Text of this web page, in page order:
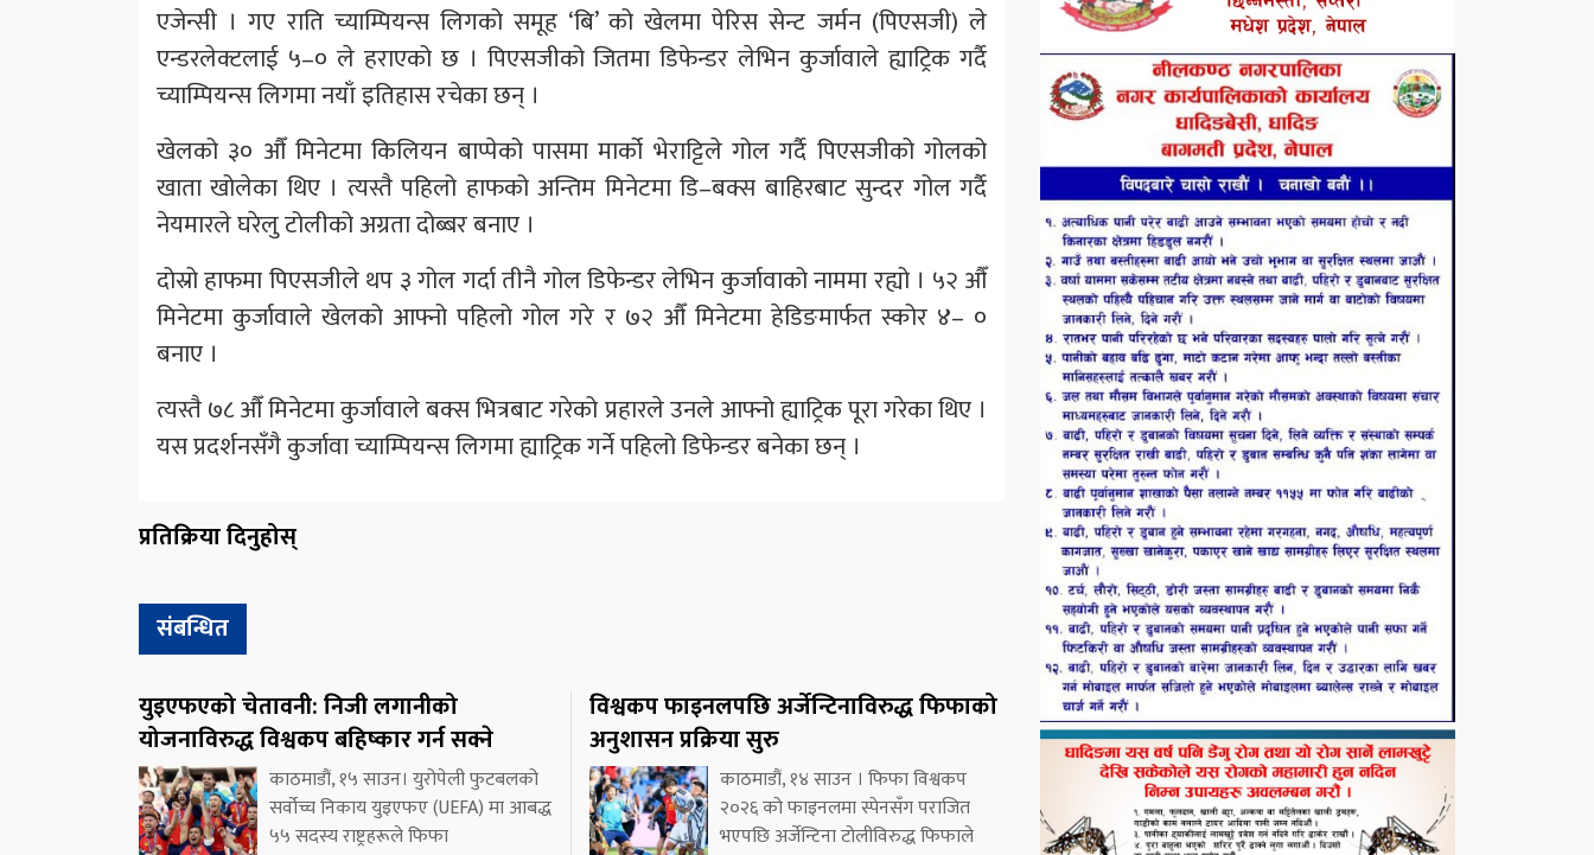
एजेन्सी । गए राति च्याम्पियन्स लिगको समूह ‘बि’ को खेलमा पेरिस सेन्ट जर्मन (पिएसजी) ले
एन्डरलेक्टलाई ५–० ले हराएको छ । पिएसजीको जितमा डिफेन्डर लेभिन कुर्जावाले ह्याट्रिक गर्दै
च्याम्पियन्स लिगमा नयाँ इतिहास रचेका छन् ।
खेलको ३० औँ मिनेटमा किलियन बाप्पेको पासमा मार्को भेराट्टिले गोल गर्दै पिएसजीको गोलको
खाता खोलेका थिए । त्यस्तै पहिलो हाफको अन्तिम मिनेटमा डि–बक्स बाहिरबाट सुन्दर गोल गर्दै
नेयमारले घरेलु टोलीको अग्रता दोब्बर बनाए ।
दोस्रो हाफमा पिएसजीले थप ३ गोल गर्दा तीनै गोल डिफेन्डर लेभिन कुर्जावाको नाममा रह्यो । ५२ औँ
मिनेटमा कुर्जावाले खेलको आफ्नो पहिलो गोल गरे र ७२ औँ मिनेटमा हेडिङमार्फत स्कोर ४– ०
बनाए ।
त्यस्तै ७८ औँ मिनेटमा कुर्जावाले बक्स भित्रबाट गरेको प्रहारले उनले आफ्नो ह्याट्रिक पूरा गरेका थिए ।
यस प्रदर्शनसँगै कुर्जावा च्याम्पियन्स लिगमा ह्याट्रिक गर्ने पहिलो डिफेन्डर बनेका छन् ।
प्रतिक्रिया दिनुहोस्
संबन्धित
युइएफएको चेतावनी: निजी लगानीको
योजनाविरुद्ध विश्वकप बहिष्कार गर्न सक्ने
काठमाडौं, १५ साउन। युरोपेली फुटबलको
सर्वोच्च निकाय युइएफए (UEFA) मा आबद्ध
५५ सदस्य राष्ट्रहरूले फिफा
विश्वकप फाइनलपछि अर्जेन्टिनाविरुद्ध फिफाको
अनुशासन प्रक्रिया सुरु
काठमाडौं, १४ साउन । फिफा विश्वकप
२०२६ को फाइनलमा स्पेनसँग पराजित
भएपछि अर्जेन्टिना टोलीविरुद्ध फिफाले